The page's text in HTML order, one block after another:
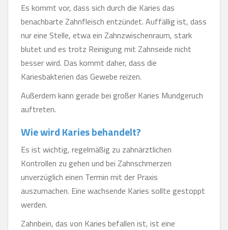
Es kommt vor, dass sich durch die Karies das
benachbarte Zahnfleisch entzündet. Auffällig ist, dass
nur eine Stelle, etwa ein Zahnzwischenraum, stark
blutet und es trotz Reinigung mit Zahnseide nicht
besser wird. Das kommt daher, dass die
Kariesbakterien das Gewebe reizen.
Außerdem kann gerade bei großer Karies Mundgeruch
auftreten.
Wie wird Karies behandelt?
Es ist wichtig, regelmäßig zu zahnärztlichen
Kontrollen zu gehen und bei Zahnschmerzen
unverzüglich einen Termin mit der Praxis
auszumachen. Eine wachsende Karies sollte gestoppt
werden.
Zahnbein, das von Karies befallen ist, ist eine